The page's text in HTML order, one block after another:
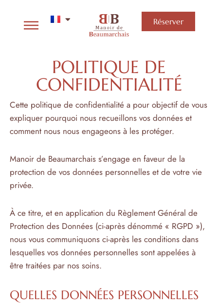
Réserver
POLITIQUE DE
CONFIDENTIALITÉ
Cette politique de confidentialité a pour objectif de vous
expliquer pourquoi nous recueillons vos données et
comment nous nous engageons à les protéger.
Manoir de Beaumarchais s’engage en faveur de la
protection de vos données personnelles et de votre vie
privée.
À ce titre, et en application du Règlement Général de
Protection des Données (ci-après dénommé « RGPD »),
nous vous communiquons ci-après les conditions dans
lesquelles vos données personnelles sont appelées à
être traitées par nos soins.
QUELLES DONNÉES PERSONNELLES